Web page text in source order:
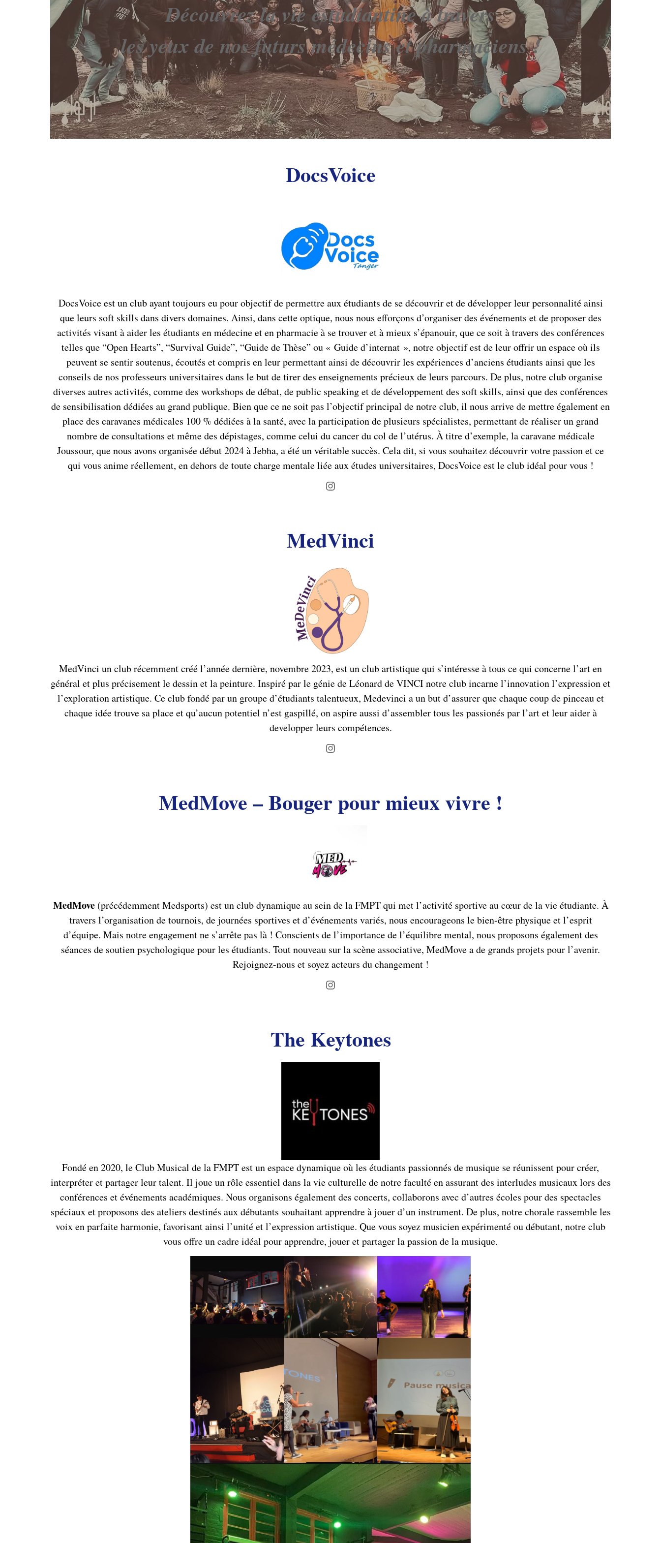
Découvrez la vie estudiantine à travers
les yeux de nos futurs médecins et pharmaciens !
DocsVoice
DocsVoice est un club ayant toujours eu pour objectif de permettre aux étudiants de se découvrir et de développer leur personnalité ainsi
que leurs soft skills dans divers domaines. Ainsi, dans cette optique, nous nous efforçons d’organiser des événements et de proposer des
activités visant à aider les étudiants en médecine et en pharmacie à se trouver et à mieux s’épanouir, que ce soit à travers des conférences
telles que “Open Hearts”, “Survival Guide”, “Guide de Thèse” ou « Guide d’internat », notre objectif est de leur offrir un espace où ils
peuvent se sentir soutenus, écoutés et compris en leur permettant ainsi de découvrir les expériences d’anciens étudiants ainsi que les
conseils de nos professeurs universitaires dans le but de tirer des enseignements précieux de leurs parcours. De plus, notre club organise
diverses autres activités, comme des workshops de débat, de public speaking et de développement des soft skills, ainsi que des conférences
de sensibilisation dédiées au grand publique. Bien que ce ne soit pas l’objectif principal de notre club, il nous arrive de mettre également en
place des caravanes médicales 100 % dédiées à la santé, avec la participation de plusieurs spécialistes, permettant de réaliser un grand
nombre de consultations et même des dépistages, comme celui du cancer du col de l’utérus. À titre d’exemple, la caravane médicale
Joussour, que nous avons organisée début 2024 à Jebha, a été un véritable succès. Cela dit, si vous souhaitez découvrir votre passion et ce
qui vous anime réellement, en dehors de toute charge mentale liée aux études universitaires, DocsVoice est le club idéal pour vous !
Instagram
MedVinci
MedVinci un club récemment créé l’année dernière, novembre 2023, est un club artistique qui s’intéresse à tous ce qui concerne l’art en
général et plus précisement le dessin et la peinture. Inspiré par le génie de Léonard de VINCI notre club incarne l’innovation l’expression et
l’exploration artistique. Ce club fondé par un groupe d’étudiants talentueux, Medevinci a un but d’assurer que chaque coup de pinceau et
chaque idée trouve sa place et qu’aucun potentiel n’est gaspillé, on aspire aussi d’assembler tous les passionés par l’art et leur aider à
developper leurs compétences.
Instagram
MedMove – Bouger pour mieux vivre !
MedMove (précédemment Medsports) est un club dynamique au sein de la FMPT qui met l’activité sportive au cœur de la vie étudiante. À
travers l’organisation de tournois, de journées sportives et d’événements variés, nous encourageons le bien-être physique et l’esprit
d’équipe. Mais notre engagement ne s’arrête pas là ! Conscients de l’importance de l’équilibre mental, nous proposons également des
séances de soutien psychologique pour les étudiants. Tout nouveau sur la scène associative, MedMove a de grands projets pour l’avenir.
Rejoignez-nous et soyez acteurs du changement !
Instagram
The Keytones
Fondé en 2020, le Club Musical de la FMPT est un espace dynamique où les étudiants passionnés de musique se réunissent pour créer,
interpréter et partager leur talent. Il joue un rôle essentiel dans la vie culturelle de notre faculté en assurant des interludes musicaux lors des
conférences et événements académiques. Nous organisons également des concerts, collaborons avec d’autres écoles pour des spectacles
spéciaux et proposons des ateliers destinés aux débutants souhaitant apprendre à jouer d’un instrument. De plus, notre chorale rassemble les
voix en parfaite harmonie, favorisant ainsi l’unité et l’expression artistique. Que vous soyez musicien expérimenté ou débutant, notre club
vous offre un cadre idéal pour apprendre, jouer et partager la passion de la musique.